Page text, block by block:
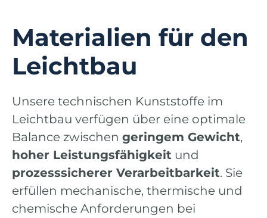
Materialien für den
Leichtbau
Unsere technischen Kunststoffe im
Leichtbau verfügen über eine optimale
Balance zwischen geringem Gewicht,
hoher Leistungsfähigkeit und
prozesssicherer Verarbeitbarkeit. Sie
erfüllen mechanische, thermische und
chemische Anforderungen bei